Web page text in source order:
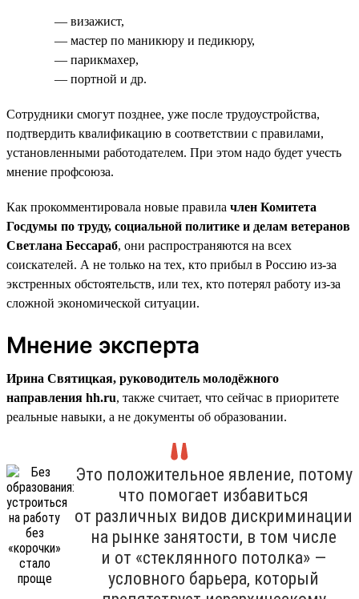
— визажист,
— мастер по маникюру и педикюру,
— парикмахер,
— портной и др.
Сотрудники смогут позднее, уже после трудоустройства,
подтвердить квалификацию в соответствии с правилами,
установленными работодателем. При этом надо будет учесть
мнение профсоюза.
Как прокомментировала новые правила член Комитета
Госдумы по труду, социальной политике и делам ветеранов
Светлана Бессараб, они распространяются на всех
соискателей. А не только на тех, кто прибыл в Россию из-за
экстренных обстоятельств, или тех, кто потерял работу из-за
сложной экономической ситуации.
Мнение эксперта
Ирина Святицкая, руководитель молодёжного
направления hh.ru, также считает, что сейчас в приоритете
реальные навыки, а не документы об образовании.
Это положительное явление, потому
что помогает избавиться
от различных видов дискриминации
на рынке занятости, в том числе
и от «стеклянного потолка» —
условного барьера, который